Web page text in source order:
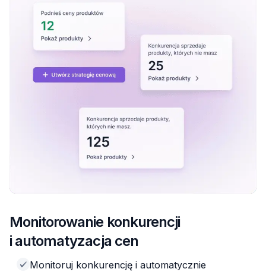
Monitorowanie konkurencji
i automatyzacja cen
Monitoruj konkurencję i automatycznie